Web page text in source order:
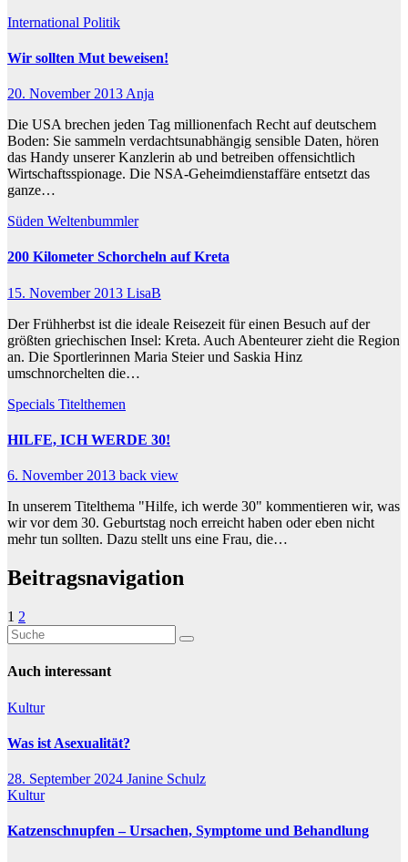
International Politik
Wir sollten Mut beweisen!
20. November 2013 Anja
Die USA brechen jeden Tag millionenfach Recht auf deutschem
Boden: Sie sammeln verdachtsunabhängig sensible Daten, hören
das Handy unserer Kanzlerin ab und betreiben offensichtlich
Wirtschaftsspionage. Die NSA-Geheimdienstaffäre entsetzt das
ganze…
Süden Weltenbummler
200 Kilometer Schorcheln auf Kreta
15. November 2013 LisaB
Der Frühherbst ist die ideale Reisezeit für einen Besuch auf der
größten griechischen Insel: Kreta. Auch Abenteurer zieht die Region
an. Die Sportlerinnen Maria Steier und Saskia Hinz
umschnorchelten die…
Specials Titelthemen
HILFE, ICH WERDE 30!
6. November 2013 back view
In unserem Titelthema "Hilfe, ich werde 30" kommentieren wir, was
wir vor dem 30. Geburtstag noch erreicht haben oder eben nicht
mehr tun sollten. Dazu stellt uns eine Frau, die…
Beitragsnavigation
1 2
Auch interessant
Kultur
Was ist Asexualität?
28. September 2024 Janine Schulz
Kultur
Katzenschnupfen – Ursachen, Symptome und Behandlung